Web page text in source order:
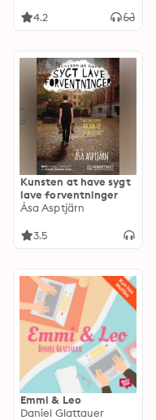
4.2
Kunsten at have sygt
lave forventninger
Åsa Asptjärn
3.5
Emmi & Leo
Daniel Glattauer